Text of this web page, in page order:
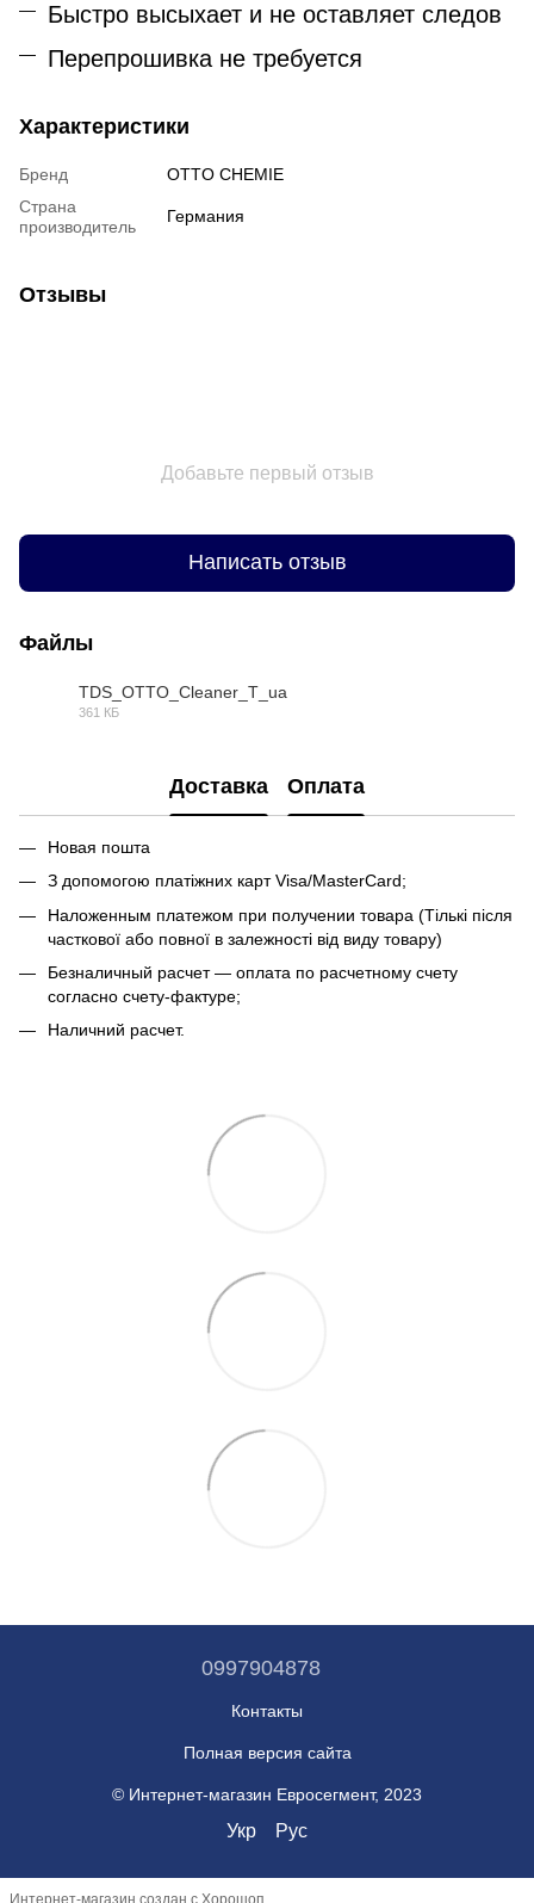
Быстро высыхает и не оставляет следов
Перепрошивка не требуется
Характеристики
Бренд
OTTO CHEMIE
Страна
производитель
Германия
Отзывы
Добавьте первый отзыв
Написать отзыв
Файлы
TDS_OTTO_Cleaner_T_ua
361 КБ
Доставка Оплата
Новая пошта
З допомогою платіжних карт Visa/MasterCard;
Наложенным платежом при получении товара (Тількі після
часткової або повної в залежності від виду товару)
Безналичный расчет — оплата по расчетному счету
согласно счету-фактуре;
Наличний расчет.
0997904878
Контакты
Полная версия сайта
© Интернет-магазин Евросегмент, 2023
Укр Рус